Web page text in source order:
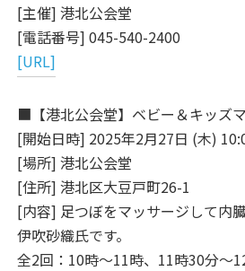
[主催] 港北公会堂
[電話番号] 045-540-2400
[URL]
■【港北公会堂】ベビー＆キッズ
[開始日時] 2025年2月27日 (木)
[場所] 港北公会堂
[住所] 港北区大豆戸町26-1
[内容] 足つぼをマッサージして内
伊吹砂織氏です。
全2回：10時～11時、11時30分～